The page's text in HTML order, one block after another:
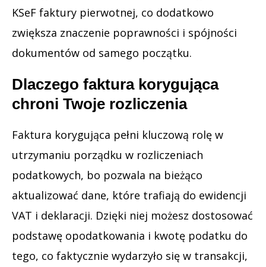
KSeF faktury pierwotnej, co dodatkowo
zwiększa znaczenie poprawności i spójności
dokumentów od samego początku.
Dlaczego faktura korygująca
chroni Twoje rozliczenia
Faktura korygująca pełni kluczową rolę w
utrzymaniu porządku w rozliczeniach
podatkowych, bo pozwala na bieżąco
aktualizować dane, które trafiają do ewidencji
VAT i deklaracji. Dzięki niej możesz dostosować
podstawę opodatkowania i kwotę podatku do
tego, co faktycznie wydarzyło się w transakcji,